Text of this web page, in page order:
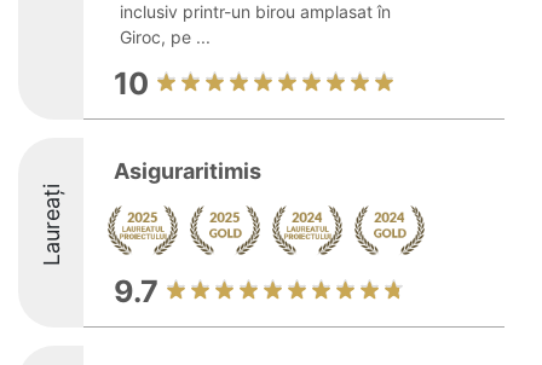
inclusiv printr-un birou amplasat în
Giroc, pe ...
10
Laureați
Asiguraritimis
9.7